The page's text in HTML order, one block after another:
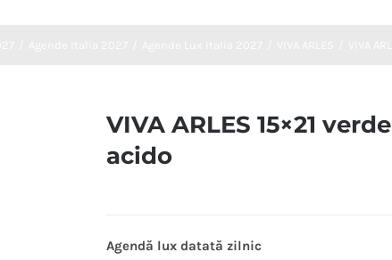
VIVA ARLES 15×21 verde
acido
Agendă lux datată zilnic